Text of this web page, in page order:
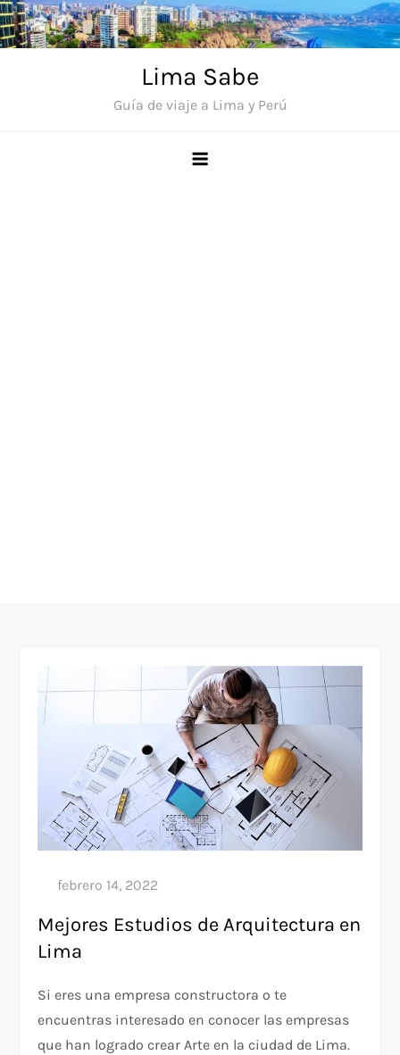
Saltar
al
Lima Sabe
Guía de viaje a Lima y Perú
Mejores Estudios de Arquitectura en
Lima
Si eres una empresa constructora o te
encuentras interesado en conocer las empresas
que han logrado crear Arte en la ciudad de Lima.